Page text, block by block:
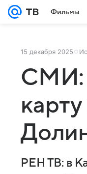
Фильмы
15 декабря 2025
СМИ:
РЕН ТВ: в